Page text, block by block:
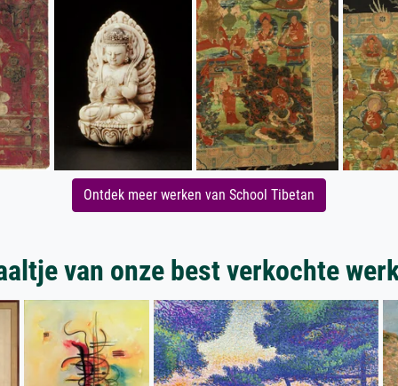
Ontdek meer werken van School Tibetan
van onze best verkochte